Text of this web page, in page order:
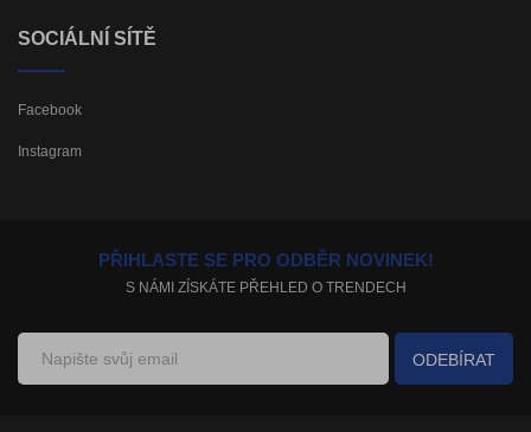
SOCIÁLNÍ SÍTĚ
Facebook
Instagram
PŘIHLASTE SE PRO ODBĚR NOVINEK!
S NÁMI ZÍSKÁTE PŘEHLED O TRENDECH
ODEBÍRAT